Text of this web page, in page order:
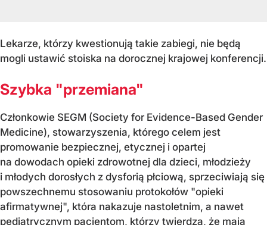
Lekarze, którzy kwestionują takie zabiegi, nie będą
mogli ustawić stoiska na dorocznej krajowej konferencji.
Szybka "przemiana"
Członkowie SEGM (Society for Evidence-Based Gender
Medicine), stowarzyszenia, którego celem jest
promowanie bezpiecznej, etycznej i opartej
na dowodach opieki zdrowotnej dla dzieci, młodzieży
i młodych dorosłych z dysforią płciową, sprzeciwiają się
powszechnemu stosowaniu protokołów "opieki
afirmatywnej", która nakazuje nastoletnim, a nawet
pediatrycznym pacjentom, którzy twierdzą, że mają